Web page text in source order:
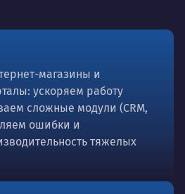
магазины и
ускоряем работу
сложные модули (CRM,
ошибки и
тяжелых